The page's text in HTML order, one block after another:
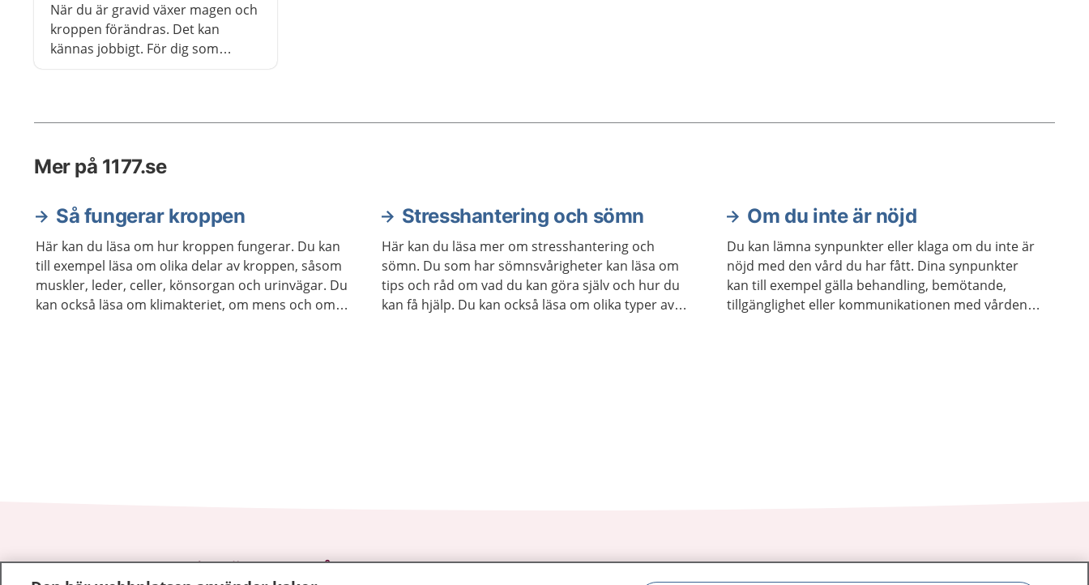
När du är gravid växer magen och
kroppen förändras. Det kan
kännas jobbigt. För dig som
barnmorska om ätstörningarna
Mer på 1177.se
Så fungerar kroppen
Här kan du läsa om hur kroppen fungerar. Du kan
till exempel läsa om olika delar av kroppen, såsom
muskler, leder, celler, könsorgan och urinvägar. Du
kan också läsa om klimakteriet, om mens och om
Stresshantering och sömn
Här kan du läsa mer om stresshantering och
sömn. Du som har sömnsvårigheter kan läsa om
tips och råd om vad du kan göra själv och hur du
kan få hjälp. Du kan också läsa om olika typer av
Om du inte är nöjd
Du kan lämna synpunkter eller klaga om du inte är
nöjd med den vård du har fått. Dina synpunkter
kan till exempel gälla behandling, bemötande,
tillgänglighet eller kommunikationen med vården.
1177–tryggt om din hälsa och vård